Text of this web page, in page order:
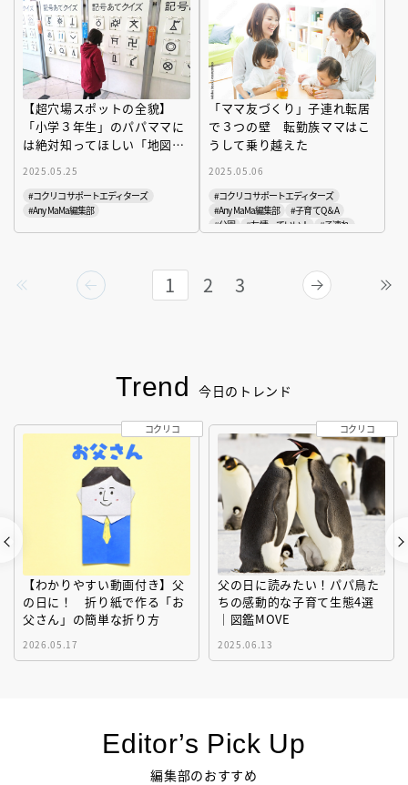
【超穴場スポットの全貌】
「小学３年生」のパパママに
は絶対知ってほしい「地図と
2025.05.25
#コクリコサポートエディターズ
#Any MaMa編集部
「ママ友づくり」子連れ転居
で３つの壁 転勤族ママはこ
うして乗り越えた
2025.05.06
#コクリコサポートエディターズ
#Any MaMa編集部
#子育てQ＆A
#公園
#友情っていい！ #子連れ
1 2 3
Trend 今日のトレンド
【わかりやすい動画付き】父
の日に！ 折り紙で作る「お
父さん」の簡単な折り方
2026.05.17
コクリコ
父の日に読みたい！パパ鳥た
ちの感動的な子育て生態4選
｜図鑑MOVE
2025.06.13
コクリコ
Editor’s Pick Up
編集部のおすすめ